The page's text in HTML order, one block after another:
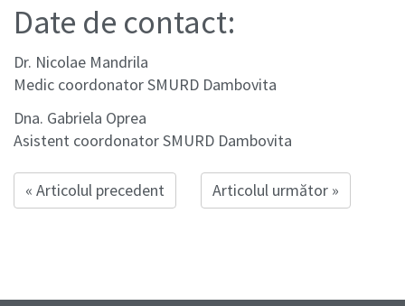
Date de contact:
Dr. Nicolae Mandrila
Medic coordonator SMURD Dambovita
Dna. Gabriela Oprea
Asistent coordonator SMURD Dambovita
« Articolul precedent Articolul următor »